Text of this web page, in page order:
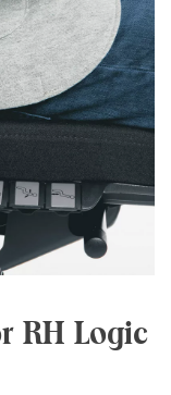
RH Logic